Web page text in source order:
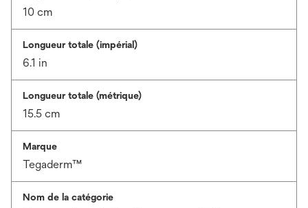
10 cm
Longueur totale (impérial)
6.1 in
Longueur totale (métrique)
15.5 cm
Marque
Tegaderm™
Nom de la catégorie